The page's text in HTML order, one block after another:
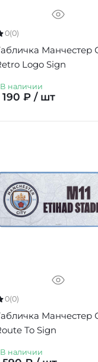
0(0)
Манчестер
Logo Sign
В наличии
190 ₽ / шт
0(0)
Манчестер
To Sign
В наличии